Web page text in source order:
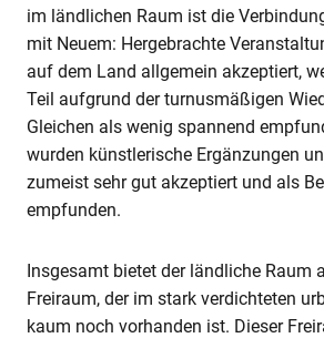
im ländlichen Raum ist die
mit Neuem: Hergebrachte
auf dem Land allgemein akzeptiert,
Teil aufgrund der turnusmäßigen
Gleichen als wenig spannend
wurden künstlerische Ergänzungen
zumeist sehr gut akzeptiert und als
empfunden.
Insgesamt bietet der ländliche Raum
Freiraum, der im stark verdichteten
kaum noch vorhanden ist. Dieser